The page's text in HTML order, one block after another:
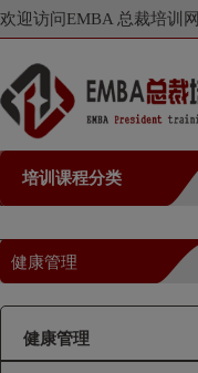
欢迎访问EMBA 总裁培训网
培训课程分类
健康管理
健康管理